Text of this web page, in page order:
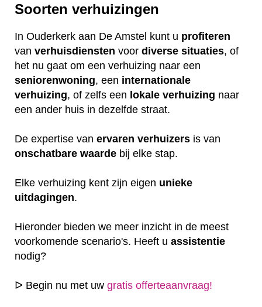
Soorten verhuizingen
In Ouderkerk aan De Amstel kunt u profiteren
van verhuisdiensten voor diverse situaties, of
het nu gaat om een verhuizing naar een
seniorenwoning, een internationale
verhuizing, of zelfs een lokale verhuizing naar
een ander huis in dezelfde straat.
De expertise van ervaren verhuizers is van
onschatbare waarde bij elke stap.
Elke verhuizing kent zijn eigen unieke
uitdagingen.
Hieronder bieden we meer inzicht in de meest
voorkomende scenario's. Heeft u assistentie
nodig?
ᐅ Begin nu met uw gratis offerteaanvraag!